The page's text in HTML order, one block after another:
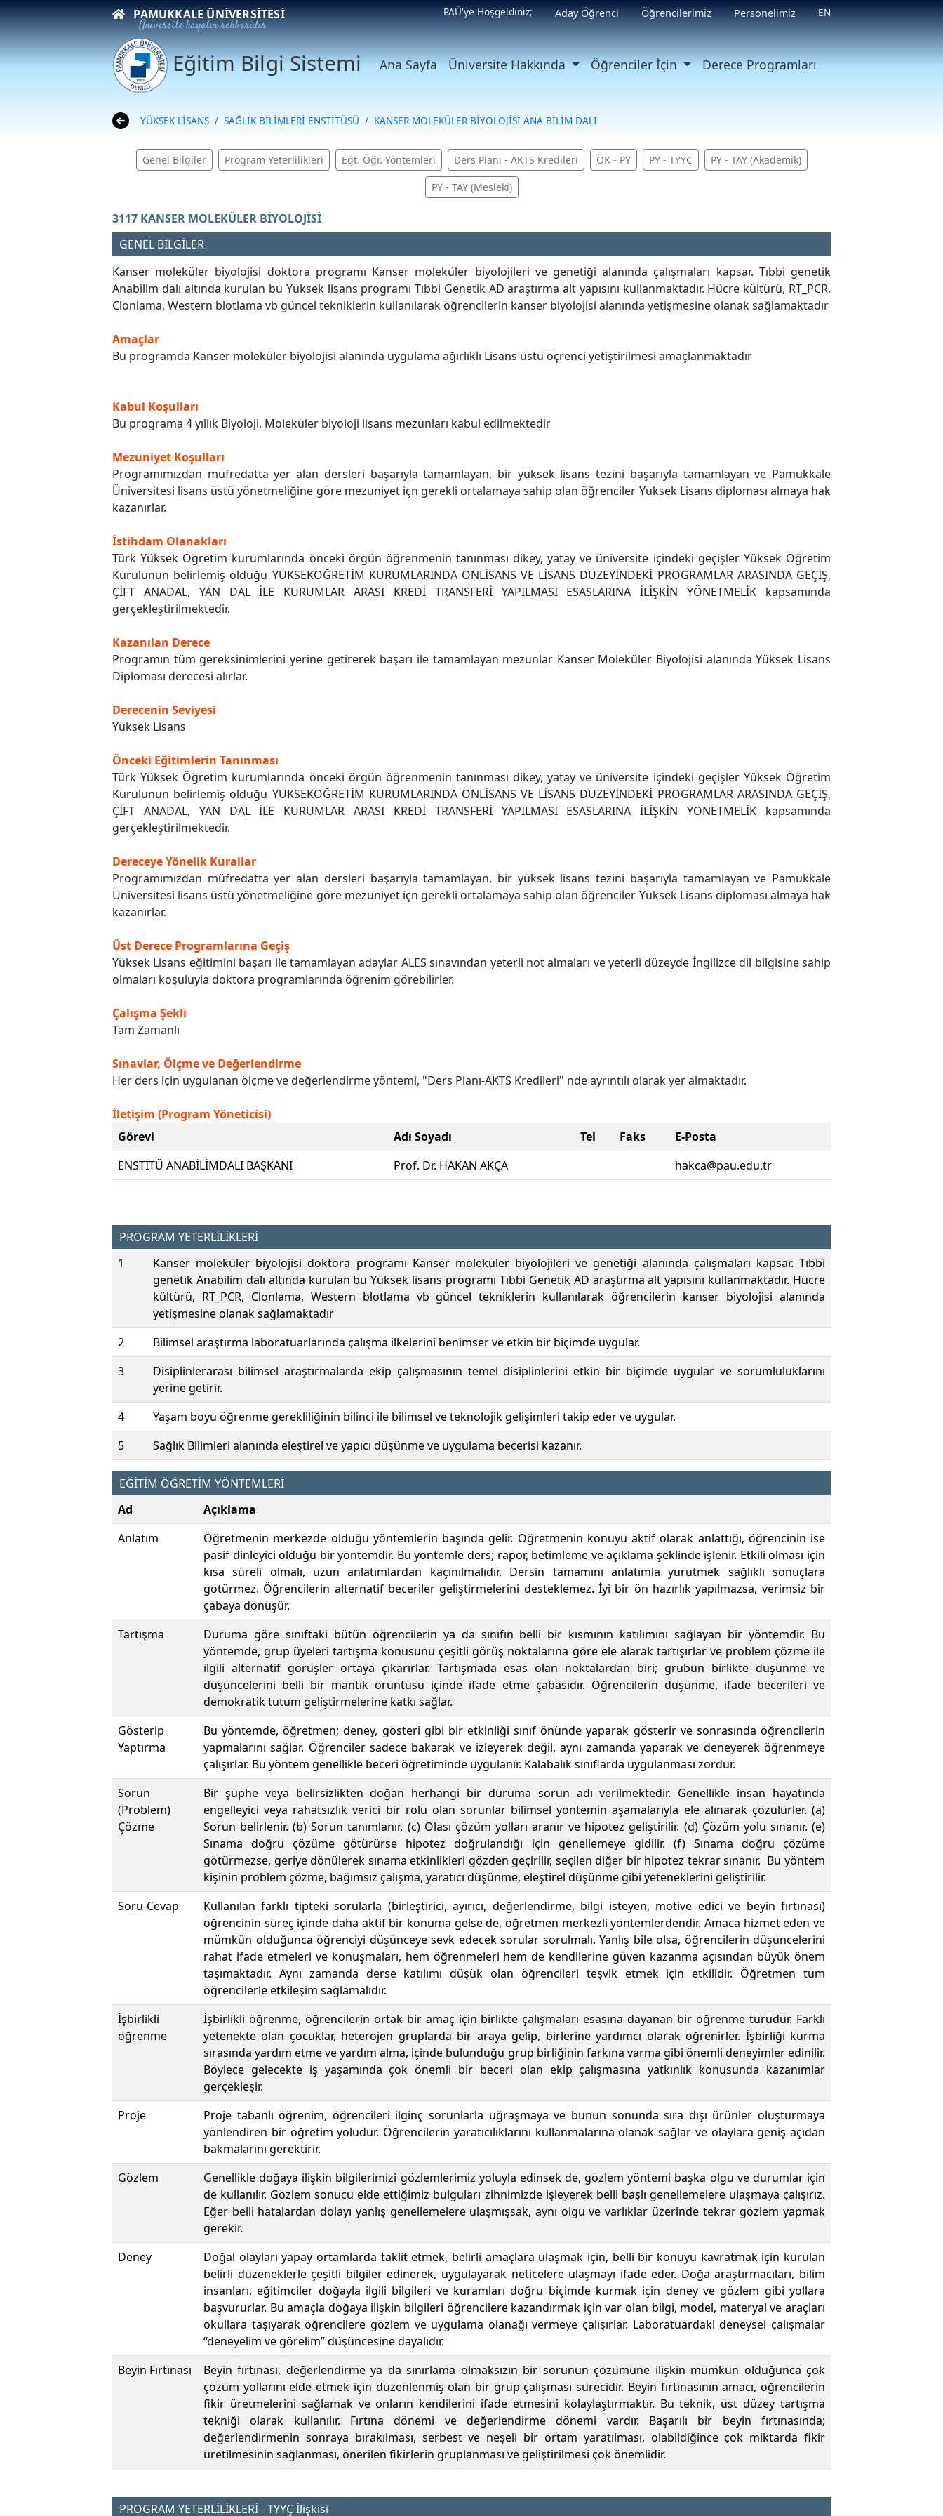
PAMUKKALE ÜNIVERSITESI
Üniversite hayatın rehberidir
PAÜ'ye Hoşgeldiniz; Aday Öğrenci Öğrencilerimiz Personelimiz EN
Eğitim Bilgi Sistemi Ana Sayfa Üniversite Hakkında Öğrenciler İçin Derece Programları
YÜKSEK LİSANS SAĞLIK BİLİMLERİ ENSTİTÜSÜ KANSER MOLEKÜLER BİYOLOJİSİ ANA BİLİM DALI
Genel Bilgiler Program Yeterlilikleri Eğt. Öğr. Yöntemleri Ders Planı - AKTS Kredileri ÖK - PY PY - TYYÇ PY - TAY (Akademik)
PY - TAY (Mesleki)
3117 KANSER MOLEKÜLER BİYOLOJİSİ
GENEL BİLGİLER
Kanser moleküler biyolojisi doktora programı Kanser moleküler biyolojileri ve genetiği alanında çalışmaları kapsar. Tıbbi genetik
Anabilim dalı altında kurulan bu Yüksek lisans programı Tıbbi Genetik AD araştırma alt yapısını kullanmaktadır. Hücre kültürü, RT_PCR,
Clonlama, Western blotlama vb güncel tekniklerin kullanılarak öğrencilerin kanser biyolojisi alanında yetişmesine olanak sağlamaktadır
Amaçlar
Bu programda Kanser moleküler biyolojisi alanında uygulama ağırlıklı Lisans üstü öçrenci yetiştirilmesi amaçlanmaktadır
Kabul Koşulları
Bu programa 4 yıllık Biyoloji, Moleküler biyoloji lisans mezunları kabul edilmektedir
Mezuniyet Koşulları
Programımızdan müfredatta yer alan dersleri başarıyla tamamlayan, bir yüksek lisans tezini başarıyla tamamlayan ve Pamukkale
Üniversitesi lisans üstü yönetmeliğine göre mezuniyet içn gerekli ortalamaya sahip olan öğrenciler Yüksek Lisans diploması almaya hak
kazanırlar.
İstihdam Olanakları
Türk Yüksek Öğretim kurumlarında önceki örgün öğrenmenin tanınması dikey, yatay ve üniversite içindeki geçişler Yüksek Öğretim
Kurulunun belirlemiş olduğu YÜKSEKÖĞRETİM KURUMLARINDA ÖNLİSANS VE LİSANS DÜZEYİNDEKİ PROGRAMLAR ARASINDA GEÇİŞ,
ÇİFT ANADAL, YAN DAL İLE KURUMLAR ARASI KREDİ TRANSFERİ YAPILMASI ESASLARINA İLİŞKİN YÖNETMELİK kapsamında
gerçekleştirilmektedir.
Kazanılan Derece
Programın tüm gereksinimlerini yerine getirerek başarı ile tamamlayan mezunlar Kanser Moleküler Biyolojisi alanında Yüksek Lisans
Diploması derecesi alırlar.
Derecenin Seviyesi
Yüksek Lisans
Önceki Eğitimlerin Tanınması
Türk Yüksek Öğretim kurumlarında önceki örgün öğrenmenin tanınması dikey, yatay ve üniversite içindeki geçişler Yüksek Öğretim
Kurulunun belirlemiş olduğu YÜKSEKÖĞRETİM KURUMLARINDA ÖNLİSANS VE LİSANS DÜZEYİNDEKİ PROGRAMLAR ARASINDA GEÇİŞ,
ÇİFT ANADAL, YAN DAL İLE KURUMLAR ARASI KREDİ TRANSFERİ YAPILMASI ESASLARINA İLİŞKİN YÖNETMELİK kapsamında
gerçekleştirilmektedir.
Dereceye Yönelik Kurallar
Programımızdan müfredatta yer alan dersleri başarıyla tamamlayan, bir yüksek lisans tezini başarıyla tamamlayan ve Pamukkale
Üniversitesi lisans üstü yönetmeliğine göre mezuniyet içn gerekli ortalamaya sahip olan öğrenciler Yüksek Lisans diploması almaya hak
kazanırlar.
Üst Derece Programlarına Geçiş
Yüksek Lisans eğitimini başarı ile tamamlayan adaylar ALES sınavından yeterli not almaları ve yeterli düzeyde İngilizce dil bilgisine sahip
olmaları koşuluyla doktora programlarında öğrenim görebilirler.
Çalışma Şekli
Tam Zamanlı
Sınavlar, Ölçme ve Değerlendirme
Her ders için uygulanan ölçme ve değerlendirme yöntemi, "Ders Planı-AKTS Kredileri" nde ayrıntılı olarak yer almaktadır.
İletişim (Program Yöneticisi)
Görevi
Adı Soyadı Tel Faks
E-Posta
ENSTİTÜ ANABİLİMDALI BAŞKANI
Prof. Dr. HAKAN AKÇA hakca@pau.edu.tr
PROGRAM YETERLİLİKLERİ
1
Kanser moleküler biyolojisi doktora programı Kanser moleküler biyolojileri ve genetiği alanında çalışmaları kapsar. Tıbbi
genetik Anabilim dalı altında kurulan bu Yüksek lisans programı Tıbbi Genetik AD araştırma alt yapısını kullanmaktadır. Hücre
kültürü, RT_PCR, Clonlama, Western blotlama vb güncel tekniklerin kullanılarak öğrencilerin kanser biyolojisi alanında
yetişmesine olanak sağlamaktadır
2
Bilimsel araştırma laboratuarlarında çalışma ilkelerini benimser ve etkin bir biçimde uygular.
3
Disiplinlerarası bilimsel araştırmalarda ekip çalışmasının temel disiplinlerini etkin bir biçimde uygular ve sorumluluklarını
yerine getirir.
4
Yaşam boyu öğrenme gerekliliğinin bilinci ile bilimsel ve teknolojik gelişimleri takip eder ve uygular.
5
Sağlık Bilimleri alanında eleştirel ve yapıcı düşünme ve uygulama becerisi kazanır.
EĞİTİM ÖĞRETİM YÖNTEMLERİ
Ad
Açıklama
Anlatım
Öğretmenin merkezde olduğu yöntemlerin başında gelir. Öğretmenin konuyu aktif olarak anlattığı, öğrencinin ise
pasif dinleyici olduğu bir yöntemdir. Bu yöntemle ders; rapor, betimleme ve açıklama şeklinde işlenir. Etkili olması için
kısa süreli olmalı, uzun anlatımlardan kaçınılmalıdır. Dersin tamamını anlatımla yürütmek sağlıklı sonuçlara
götürmez. Öğrencilerin alternatif beceriler geliştirmelerini desteklemez. İyi bir ön hazırlık yapılmazsa, verimsiz bir
çabaya dönüşür.
Tartışma
Duruma göre sınıftaki bütün öğrencilerin ya da sınıfın belli bir kısmının katılımını sağlayan bir yöntemdir. Bu
yöntemde, grup üyeleri tartışma konusunu çeşitli görüş noktalarına göre ele alarak tartışırlar ve problem çözme ile
ilgili alternatif görüşler ortaya çıkarırlar. Tartışmada esas olan noktalardan biri; grubun birlikte düşünme ve
düşüncelerini belli bir mantık örüntüsü içinde ifade etme çabasıdır. Öğrencilerin düşünme, ifade becerileri ve
demokratik tutum geliştirmelerine katkı sağlar.
Gösterip
Yaptırma
Bu yöntemde, öğretmen; deney, gösteri gibi bir etkinliği sınıf önünde yaparak gösterir ve sonrasında öğrencilerin
yapmalarını sağlar. Öğrenciler sadece bakarak ve izleyerek değil, aynı zamanda yaparak ve deneyerek öğrenmeye
çalışırlar. Bu yöntem genellikle beceri öğretiminde uygulanır. Kalabalık sınıflarda uygulanması zordur.
Sorun
(Problem)
Çözme
Bir şüphe veya belirsizlikten doğan herhangi bir duruma sorun adı verilmektedir. Genellikle insan hayatında
engelleyici veya rahatsızlık verici bir rolü olan sorunlar bilimsel yöntemin aşamalarıyla ele alınarak çözülürler. (a)
Sorun belirlenir. (b) Sorun tanımlanır. (c) Olası çözüm yolları aranır ve hipotez geliştirilir. (d) Çözüm yolu sınanır. (e)
Sınama doğru çözüme götürürse hipotez doğrulandığı için genellemeye gidilir. (f) Sınama doğru çözüme
götürmezse, geriye dönülerek sınama etkinlikleri gözden geçirilir, seçilen diğer bir hipotez tekrar sınanır. Bu yöntem
kişinin problem çözme, bağımsız çalışma, yaratıcı düşünme, eleştirel düşünme gibi yeteneklerini geliştirilir.
Soru-Cevap
Kullanılan farklı tipteki sorularla (birleştirici, ayırıcı, değerlendirme, bilgi isteyen, motive edici ve beyin fırtınası)
öğrencinin süreç içinde daha aktif bir konuma gelse de, öğretmen merkezli yöntemlerdendir. Amaca hizmet eden ve
mümkün olduğunca öğrenciyi düşünceye sevk edecek sorular sorulmalı. Yanlış bile olsa, öğrencilerin düşüncelerini
rahat ifade etmeleri ve konuşmaları, hem öğrenmeleri hem de kendilerine güven kazanma açısından büyük önem
taşımaktadır. Aynı zamanda derse katılımı düşük olan öğrencileri teşvik etmek için etkilidir. Öğretmen tüm
öğrencilerle etkileşim sağlamalıdır.
İşbirlikli
öğrenme
İşbirlikli öğrenme, öğrencilerin ortak bir amaç için birlikte çalışmaları esasına dayanan bir öğrenme türüdür. Farklı
yetenekte olan çocuklar, heterojen gruplarda bir araya gelip, birlerine yardımcı olarak öğrenirler. İşbirliği kurma
sırasında yardım etme ve yardım alma, içinde bulunduğu grup birliğinin farkına varma gibi önemli deneyimler edinilir.
Böylece gelecekte iş yaşamında çok önemli bir beceri olan ekip çalışmasına yatkınlık konusunda kazanımlar
gerçekleşir.
Proje
Proje tabanlı öğrenim, öğrencileri ilginç sorunlarla uğraşmaya ve bunun sonunda sıra dışı ürünler oluşturmaya
yönlendiren bir öğretim yoludur. Öğrencilerin yaratıcılıklarını kullanmalarına olanak sağlar ve olaylara geniş açıdan
bakmalarını gerektirir.
Gözlem
Genellikle doğaya ilişkin bilgilerimizi gözlemlerimiz yoluyla edinsek de, gözlem yöntemi başka olgu ve durumlar için
de kullanılır. Gözlem sonucu elde ettiğimiz bulguları zihnimizde işleyerek belli başlı genellemelere ulaşmaya çalışırız.
Eğer belli hatalardan dolayı yanlış genellemelere ulaşmışsak, aynı olgu ve varlıklar üzerinde tekrar gözlem yapmak
gerekir.
Deney
Doğal olayları yapay ortamlarda taklit etmek, belirli amaçlara ulaşmak için, belli bir konuyu kavratmak için kurulan
belirli düzeneklerle çeşitli bilgiler edinerek, uygulayarak neticelere ulaşmayı ifade eder. Doğa araştırmacıları, bilim
insanları, eğitimciler doğayla ilgili bilgileri ve kuramları doğru biçimde kurmak için deney ve gözlem gibi yollara
başvururlar. Bu amaçla doğaya ilişkin bilgileri öğrencilere kazandırmak için var olan bilgi, model, materyal ve araçları
okullara taşıyarak öğrencilere gözlem ve uygulama olanağı vermeye çalışırlar. Laboratuardaki deneysel çalışmalar
“deneyelim ve görelim” düşüncesine dayalıdır.
Beyin Fırtınası
Beyin fırtınası, değerlendirme ya da sınırlama olmaksızın bir sorunun çözümüne ilişkin mümkün olduğunca çok
çözüm yollarını elde etmek için düzenlenmiş olan bir grup çalışması sürecidir. Beyin fırtınasının amacı, öğrencilerin
fikir üretmelerini sağlamak ve onların kendilerini ifade etmesini kolaylaştırmaktır. Bu teknik, üst düzey tartışma
tekniği olarak kullanılır. Fırtına dönemi ve değerlendirme dönemi vardır. Başarılı bir beyin fırtınasında;
değerlendirmenin sonraya bırakılması, serbest ve neşeli bir ortam yaratılması, olabildiğince çok miktarda fikir
üretilmesinin sağlanması, önerilen fikirlerin gruplanması ve geliştirilmesi çok önemlidir.
PROGRAM YETERLİLİKLERİ - TYYÇ İlişkisi